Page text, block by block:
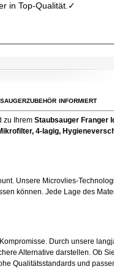
in Top-Qualität.✓
informiert
zu Ihrem Staubsauger Franger
4-lagig,
Unsere Microvlies-
können. Jede Lage des
Durch unsere
Alternative darstellen. Ob
Qualitätsstandards und